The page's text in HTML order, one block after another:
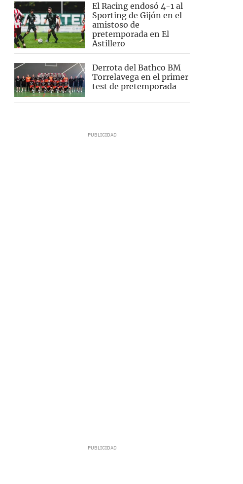
El Racing endosó 4-1 al
Sporting de Gijón en el
amistoso de
pretemporada en El
Astillero
Derrota del Bathco BM
Torrelavega en el primer
test de pretemporada